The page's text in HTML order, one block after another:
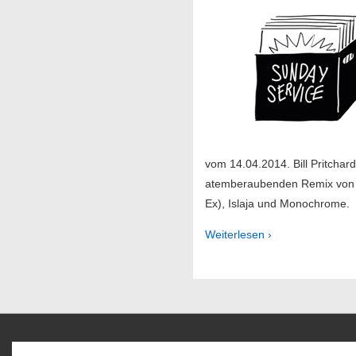
vom 14.04.2014. Bill
atemberaubenden Remix
Ex), Islaja und Monochrome.
Weiterlesen ›